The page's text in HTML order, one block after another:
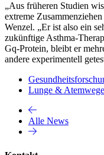
„Aus früheren Studien
extreme
Wenzel. „Er ist also ein
zukünftige Asthma-
Gq-Protein, bleibt er
andere experimentell
Lunge & Atemwege
Alle News